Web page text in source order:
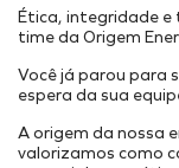
Nosso Time
Código de Ética
Canal de Ética
Política
Desenvolvimento &
Comercialização
Soluções
Parque de Geração
Estocagem
Nossos
Mudanças
Iniciativas
Social
Ética, integridade e
time da Origem
Você já parou para
espera da sua
A origem da nossa
valorizamos como